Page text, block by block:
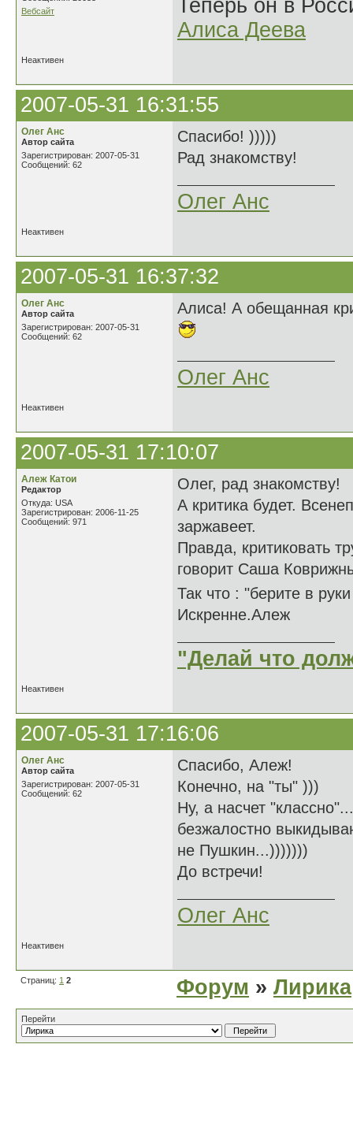
Вебсайт
Теперь он в
Алиса Деева
Неактивен
2007-05-31 16:31:55
Олег Анс
Автор сайта
Зарегистрирован: 2007-05-31
Сообщений: 62
Спасибо! )))))
Рад знакомству!
Олег Анс
Неактивен
2007-05-31 16:37:32
Олег Анс
Автор сайта
Зарегистрирован: 2007-05-31
Сообщений: 62
Алиса! А обещанная
Олег Анс
Неактивен
2007-05-31 17:10:07
Алеж Катои
Редактор
Откуда: USA
Зарегистрирован: 2006-11-25
Сообщений: 971
Олег, рад знакомству!
А критика будет.
заржавеет.
Правда, критиковать
говорит Саша
Так что : "берите в
Искренне.Алеж
"Делай что
Неактивен
2007-05-31 17:16:06
Олег Анс
Автор сайта
Зарегистрирован: 2007-05-31
Сообщений: 62
Спасибо, Алеж!
Конечно, на "ты" )))
Ну, а насчет
безжалостно
не Пушкин...)))))))
До встречи!
Олег Анс
Неактивен
Страниц: 1 2 Форум » Лирика
Перейти